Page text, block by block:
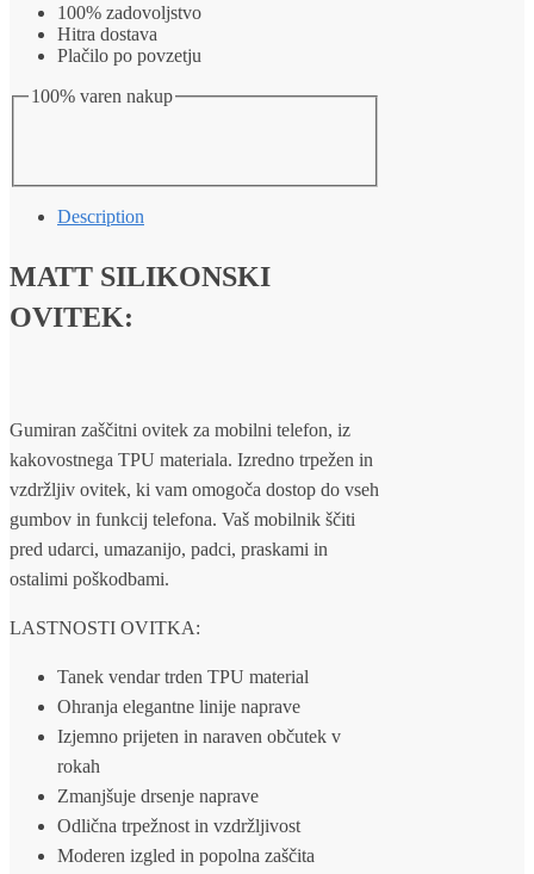
Nova
MATT
črna
quantity
100% zadovoljstvo
Hitra dostava
Plačilo po povzetju
100% varen nakup
Description
MATT SILIKONSKI
OVITEK:
Gumiran zaščitni ovitek za mobilni telefon, iz
kakovostnega TPU materiala. Izredno trpežen in
vzdržljiv ovitek, ki vam omogoča dostop do vseh
gumbov in funkcij telefona. Vaš mobilnik ščiti
pred udarci, umazanijo, padci, praskami in
ostalimi poškodbami.
LASTNOSTI OVITKA:
Tanek vendar trden TPU material
Ohranja elegantne linije naprave
Izjemno prijeten in naraven občutek v
rokah
Zmanjšuje drsenje naprave
Odlična trpežnost in vzdržljivost
Moderen izgled in popolna zaščita